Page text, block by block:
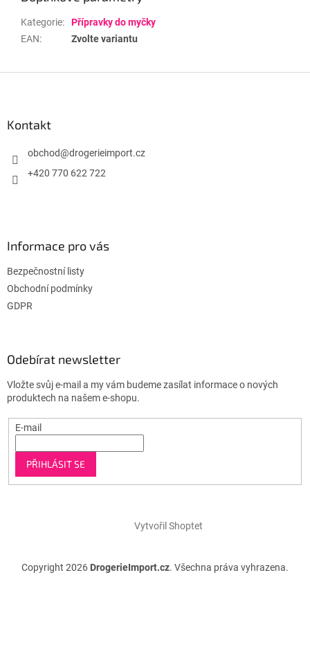
Kategorie:
Přípravky do myčky
EAN: Zvolte variantu
Kontakt
obchod@drogerieimport.cz
+420 770 622 722
Informace pro vás
Bezpečnostní listy
Obchodní podmínky
GDPR
Odebírat newsletter
Vložte svůj e-mail a my vám budeme zasílat informace o nových
produktech na našem e-shopu.
E-mail
PŘIHLÁSIT SE
Vytvořil Shoptet
Copyright 2026 DrogerieImport.cz. Všechna práva vyhrazena.